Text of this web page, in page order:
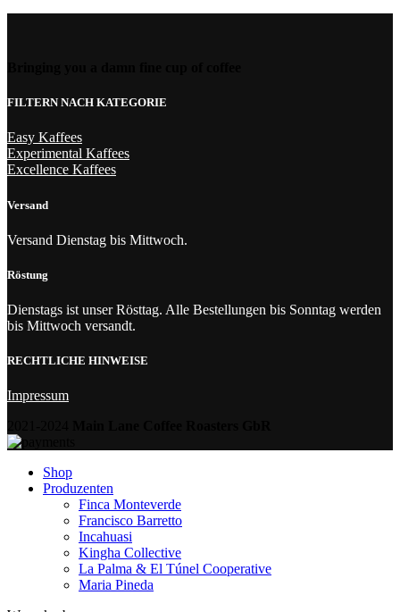
FILTERN NACH KATEGORIE
Easy Kaffees
Experimental Kaffees
Excellence Kaffees
Versand
Versand Dienstag bis Mittwoch.
Röstung
Dienstags ist unser Rösttag. Alle Bestellungen bis Sonntag werden
bis Mittwoch versandt.
RECHTLICHE HINWEISE
Impressum
Shop
Produzenten
Finca Monteverde
Francisco Barretto
Incahuasi
Kingha Collective
La Palma & El Túnel Cooperative
Maria Pineda